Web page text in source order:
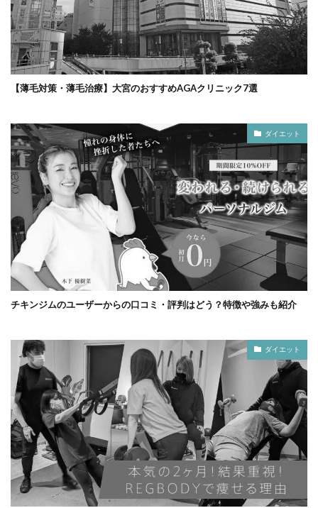
【薄毛対策・薄毛治療】大宮のおすすめAGAクリニック7選
ダイエット
チキンジムのユーザーからの口コミ・評判はどう？特徴や強みも紹介
ダイエット